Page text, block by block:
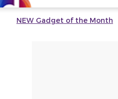
NEW Gadget of the Month